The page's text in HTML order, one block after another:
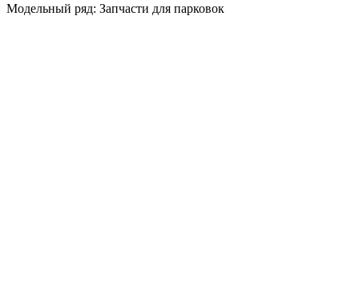
Модельный ряд: Запчасти для парковок